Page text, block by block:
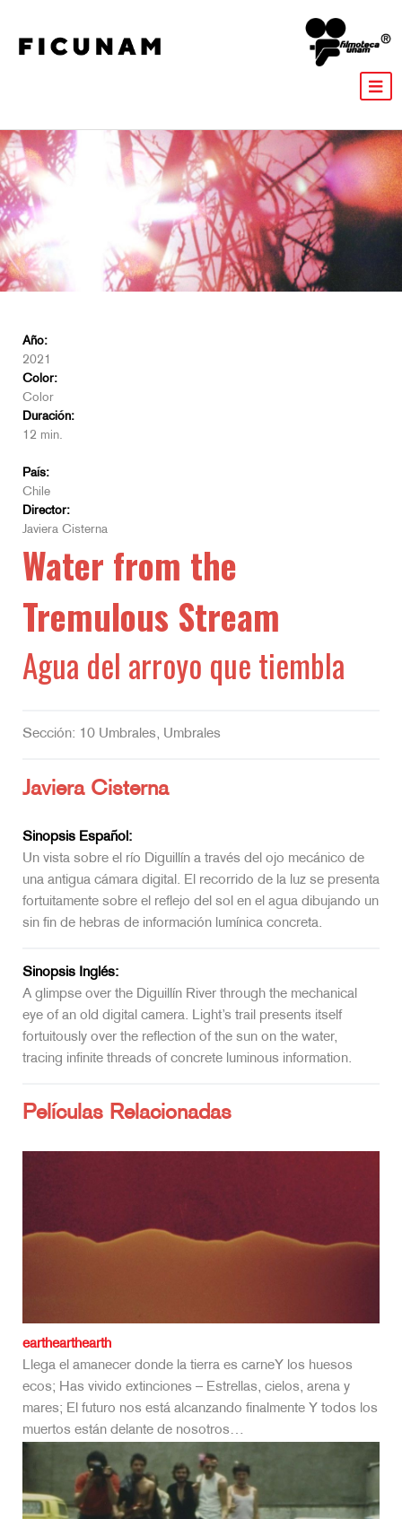
Año:
2021
Color:
Color
Duración:
12 min.
País:
Chile
Director:
Javiera Cisterna
Water from the
Tremulous Stream
Agua del arroyo que tiembla
Sección: 10 Umbrales, Umbrales
Javiera Cisterna
Sinopsis Español:
Un vista sobre el río Diguillín a través del ojo mecánico de
una antigua cámara digital. El recorrido de la luz se presenta
fortuitamente sobre el reflejo del sol en el agua dibujando un
sin fin de hebras de información lumínica concreta.
Sinopsis Inglés:
A glimpse over the Diguillín River through the mechanical
eye of an old digital camera. Light’s trail presents itself
fortuitously over the reflection of the sun on the water,
tracing infinite threads of concrete luminous information.
Películas Relacionadas
earthearthearth
Llega el amanecer donde la tierra es carneY los huesos
ecos; Has vivido extinciones – Estrellas, cielos, arena y
mares; El futuro nos está alcanzando finalmente Y todos los
muertos están delante de nosotros…